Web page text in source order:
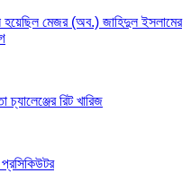
হয়েছিল মেজর (অব.) জাহিদুল ইসলামের
রিট খারিজ